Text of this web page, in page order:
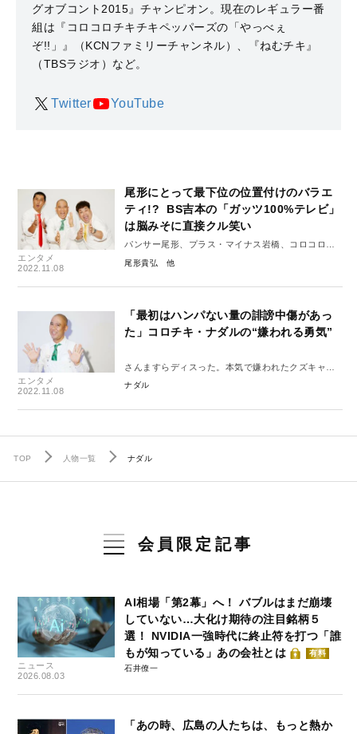
グオブコント2015』チャンピオン。現在のレギュラー番
組は『コロコロチキチキペッパーズの「やっべぇ
ぞ!!」』（KCNファミリーチャンネル）、『ねむチキ』
（TBSラジオ）など。
Twitter YouTube
エンタメ
2022.11.08
尾形にとって最下位の位置付けのバラエ
ティ!? BS吉本の「ガッツ100%テレビ」
は脳みそに直接クル笑い
パンサー尾形、プラス・マイナス岩橋、コロコロチ
キチキペッパーズナダル。レギュラー3人インタビュ
尾形貴弘
エンタメ
2022.11.08
「最初はハンパない量の誹謗中傷があっ
た」コロチキ・ナダルの“嫌われる勇気”
さんますらディスった。本気で嫌われたクズキャラ
の祖が見据える、この先
ナダル
TOP 人物一覧 ナダル
会員限定記事
ニュース
2026.08.03
AI相場「第2幕」へ！ バブルはまだ崩壊
していない…大化け期待の注目銘柄５
選！ NVIDIA一強時代に終止符を打つ「誰
もが知っている」あの会社とは
有料
石井僚一
「あの時、広島の人たちは、もっと熱か